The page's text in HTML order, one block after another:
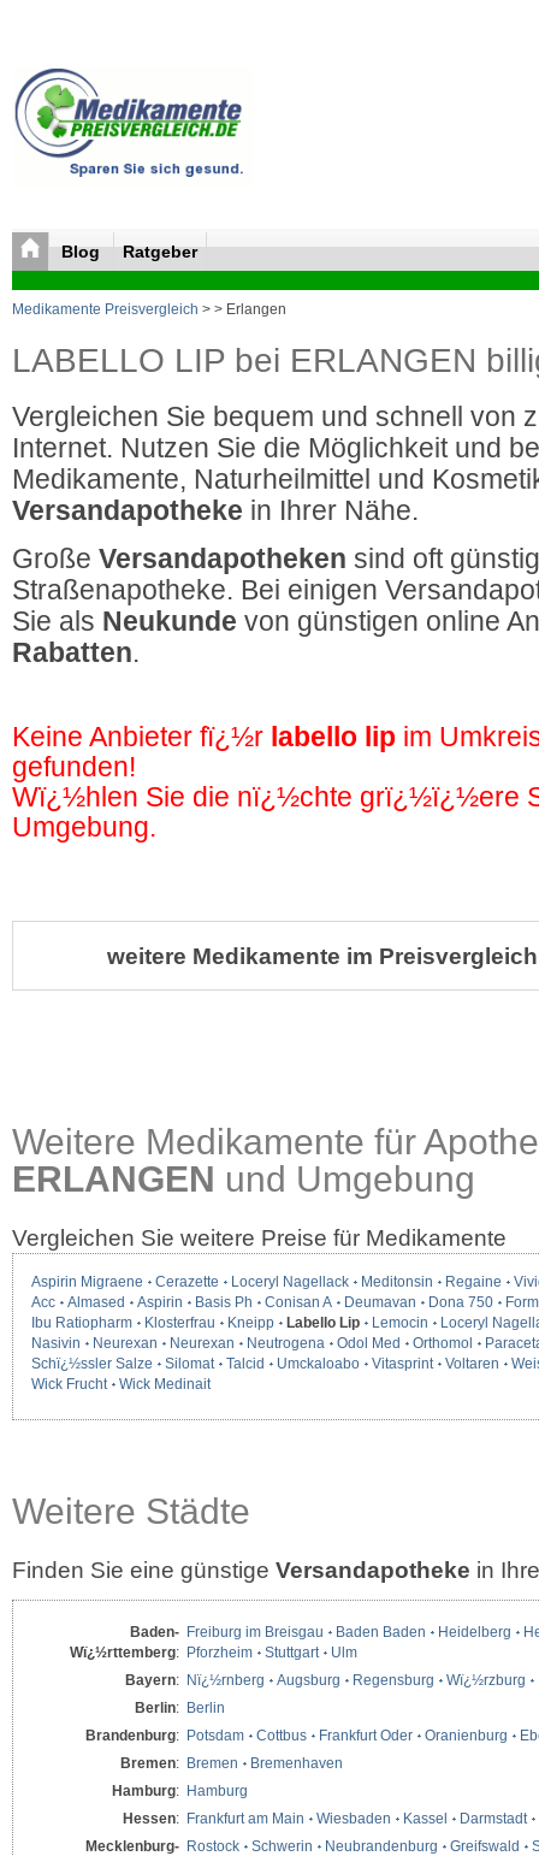
Blog Ratgeber
Medikamente Preisvergleich > > Erlangen
LABELLO LIP bei ERLANGEN
Vergleichen Sie bequem und schnell von
Internet. Nutzen Sie die Möglichkeit und
Medikamente, Naturheilmittel und
Versandapotheke in Ihrer Nähe.
Große Versandapotheken sind oft
Straßenapotheke. Bei einigen
Sie als Neukunde von günstigen online
Rabatten.
Keine Anbieter fï¿½r labello lip im
gefunden!
Wï¿½hlen Sie die nï¿½chte grï¿½ï¿½ere
Umgebung.
weitere Medikamente im
Weitere Medikamente für
ERLANGEN und Umgebung
Vergleichen Sie weitere Preise für Medikamente
Aspirin Migraene Cerazette Loceryl Nagellack Meditonsin Regaine
Acc
Almased Aspirin Basis Ph Conisan A Deumavan Dona 750
Ibu Ratiopharm
Klosterfrau Kneipp Labello Lip Lemocin
Loceryl
Nasivin
Neurexan Neurexan Neutrogena Odol Med Orthomol
Schï¿½ssler Salze
Silomat Talcid Umckaloabo Vitasprint Voltaren
Wick Frucht
Wick Medinait
Weitere Städte
Finden Sie eine günstige Versandapotheke in
Baden-
Wï¿½rttemberg:
Freiburg im Breisgau Baden Baden Heidelberg
Pforzheim
Stuttgart
Ulm
Bayern: Nï¿½rnberg Augsburg Regensburg Wï¿½rzburg
Berlin: Berlin
Brandenburg: Potsdam Cottbus Frankfurt Oder Oranienburg
Bremen: Bremen
Bremenhaven
Hamburg: Hamburg
Hessen: Frankfurt am Main Wiesbaden Kassel
Darmstadt
Mecklenburg- Rostock Schwerin Neubrandenburg Greifswald